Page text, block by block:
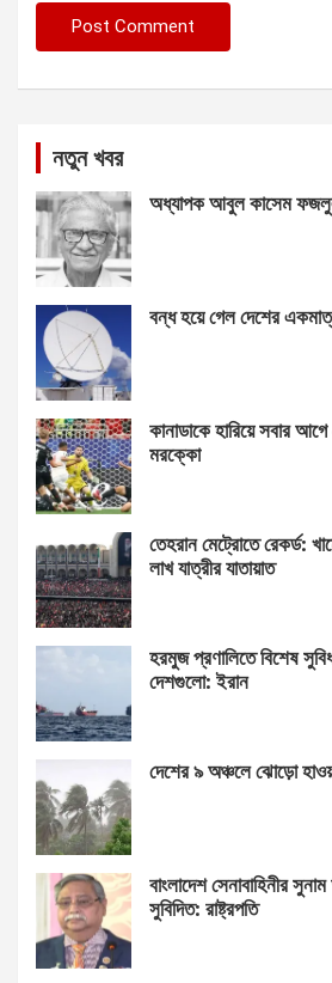
নতুন খবর
অধ্যাপক আবুল কাসেম
বন্ধ হয়ে গেল দেশের
কানাডাকে হারিয়ে সবার আগে
মরক্কো
তেহরান মেট্রোতে রেকর্ড:
লাখ যাত্রীর যাতায়াত
হরমুজ প্রণালিতে বিশেষ
দেশগুলো: ইরান
দেশের ৯ অঞ্চলে ঝোড়ো
বাংলাদেশ সেনাবাহিনীর
সুবিদিত: রাষ্ট্রপতি